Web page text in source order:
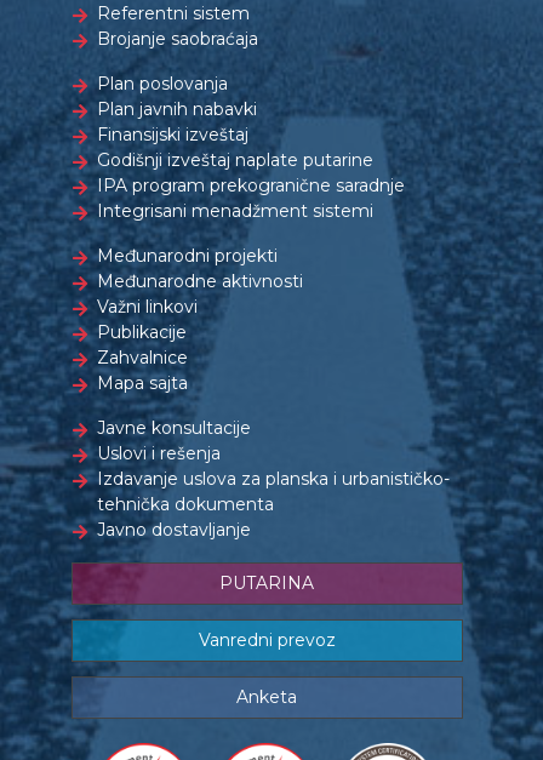
Referentni sistem
Brojanje saobraćaja
Plan poslovanja
Plan javnih nabavki
Finansijski izveštaj
Godišnji izveštaj naplate putarine
IPA program prekogranične saradnje
Integrisani menadžment sistemi
Međunarodni projekti
Međunarodne aktivnosti
Važni linkovi
Publikacije
Zahvalnice
Mapa sajta
Javne konsultacije
Uslovi i rešenja
Izdavanje uslova za planska i urbanističko-
tehnička dokumenta
Javno dostavljanje
PUTARINA
Vanredni prevoz
Anketa